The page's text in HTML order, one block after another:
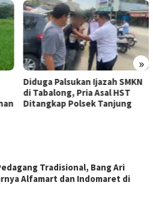
»
SMKN
HST
Tak Bisa Berenang,
Warga Pamarangan
Tewas Tenggelam
Tradisional, Bang Ari
Alfamart dan Indomaret di